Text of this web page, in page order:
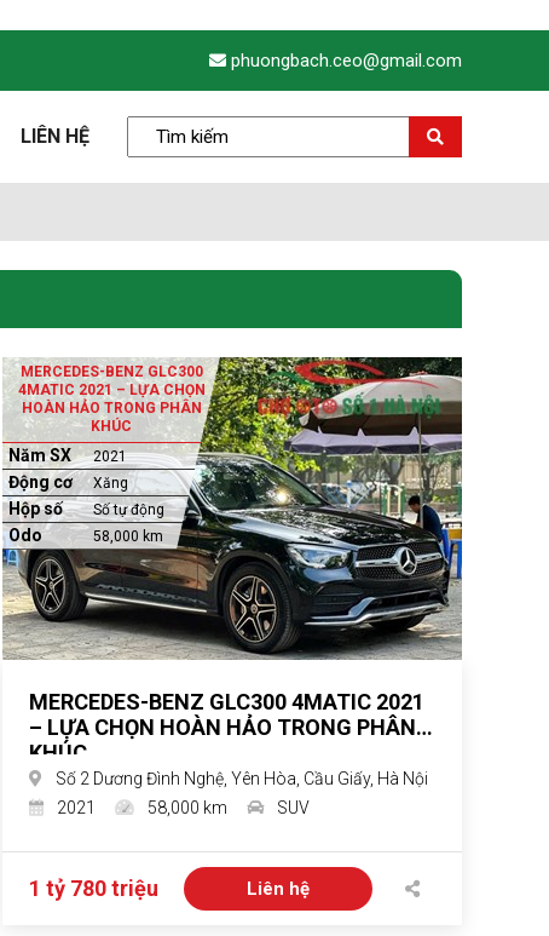
phuongbach.ceo@gmail.com
LIÊN HỆ
MERCEDES-BENZ GLC300
4MATIC 2021 – LỰA CHỌN
HOÀN HẢO TRONG PHÂN
KHÚC
Năm SX 2021
Động cơ Xăng
Hộp số Số tự động
Odo 58,000 km
MERCEDES-BENZ GLC300 4MATIC 2021
– LỰA CHỌN HOÀN HẢO TRONG PHÂN
KHÚC
Số 2 Dương Đình Nghệ, Yên Hòa, Cầu Giấy, Hà Nội
2021
58,000 km SUV
1 tỷ 780 triệu Liên hệ